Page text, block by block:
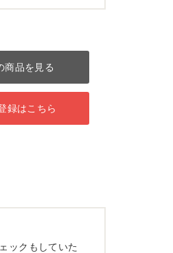
商品を見る
録はこちら
ックもしていた